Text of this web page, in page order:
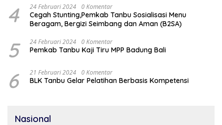
4 24 Februari 2024 0 Komentar
Cegah Stunting,Pemkab Tanbu Sosialisasi Menu
Beragam, Bergizi Seimbang dan Aman (B2SA)
5 24 Februari 2024 0 Komentar
Pemkab Tanbu Kaji Tiru MPP Badung Bali
6 21 Februari 2024 0 Komentar
BLK Tanbu Gelar Pelatihan Berbasis Kompetensi
Nasional